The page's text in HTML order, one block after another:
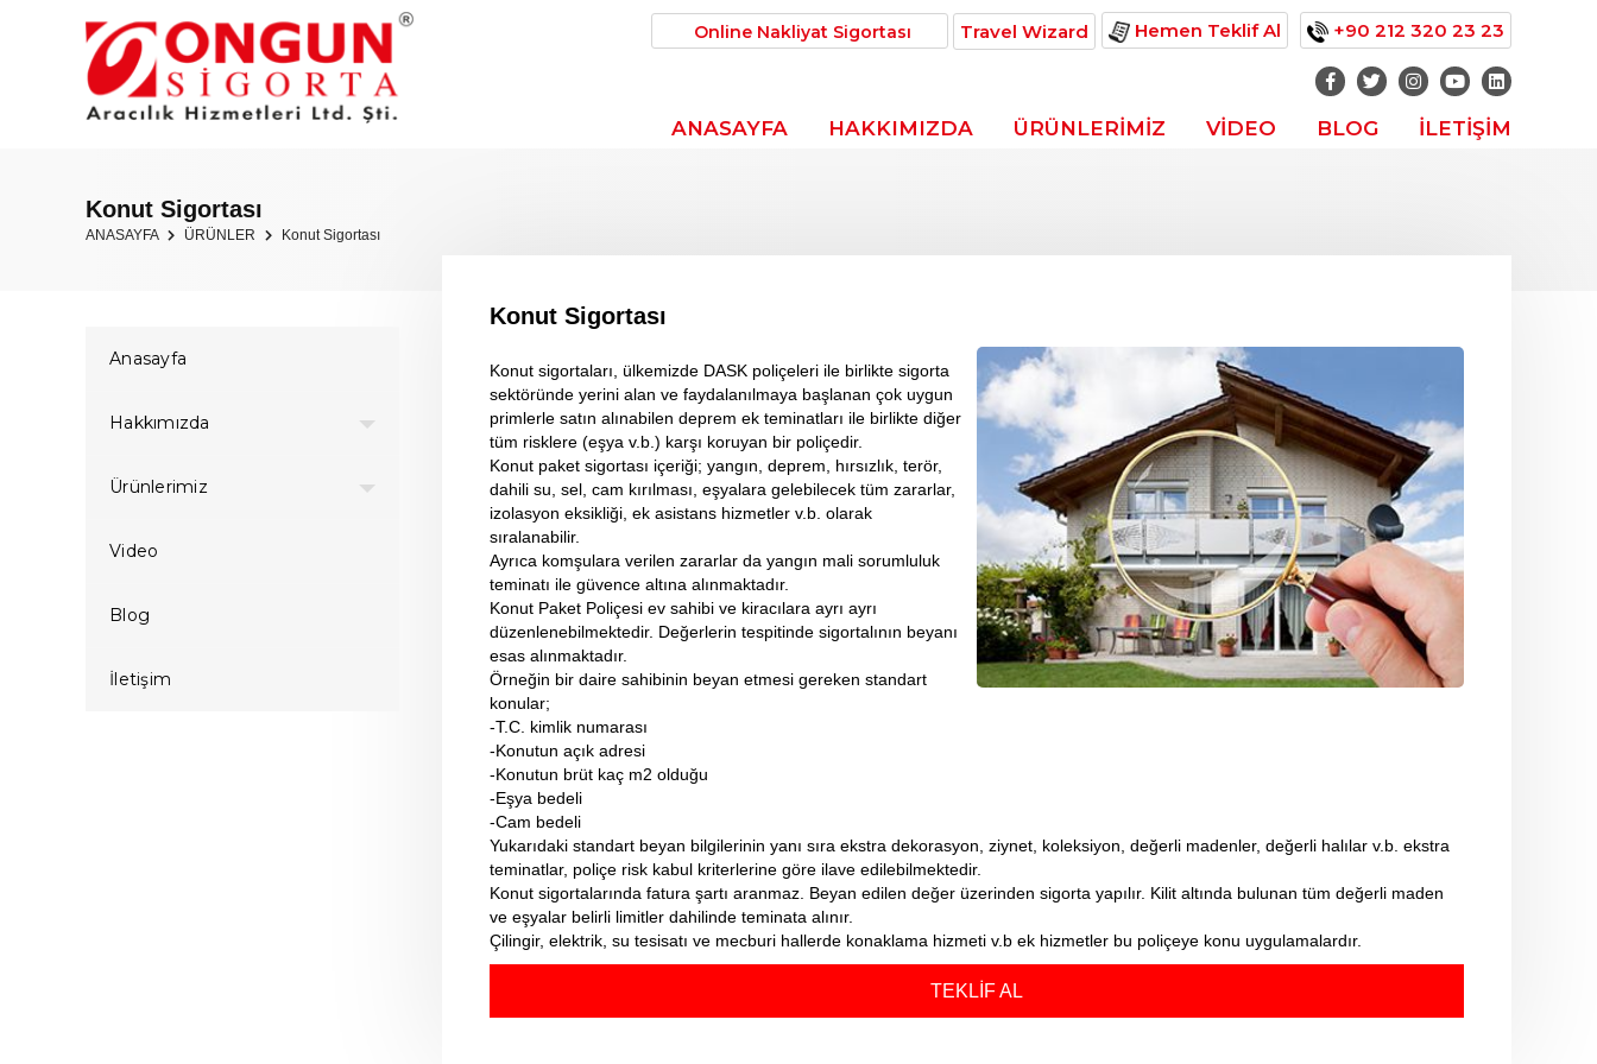
+90 212 320 23 23
Hemen Teklif Al
Online Nakliyat Sigortası Travel Wizard
ANASAYFA HAKKIMIZDA ÜRÜNLERİMİZ VİDEO BLOG İLETİŞİM
Konut Sigortası
ANASAYFA ÜRÜNLER Konut Sigortası
Konut Sigortası
Konut sigortaları, ülkemizde DASK poliçeleri ile birlikte sigorta
sektöründe yerini alan ve faydalanılmaya başlanan çok uygun
primlerle satın alınabilen deprem ek teminatları ile birlikte diğer
tüm risklere (eşya v.b.) karşı koruyan bir poliçedir.
Konut paket sigortası içeriği; yangın, deprem, hırsızlık, terör,
dahili su, sel, cam kırılması, eşyalara gelebilecek tüm zararlar,
izolasyon eksikliği, ek asistans hizmetler v.b. olarak
sıralanabilir.
Ayrıca komşulara verilen zararlar da yangın mali sorumluluk
teminatı ile güvence altına alınmaktadır.
Konut Paket Poliçesi ev sahibi ve kiracılara ayrı ayrı
düzenlenebilmektedir. Değerlerin tespitinde sigortalının beyanı
esas alınmaktadır.
Örneğin bir daire sahibinin beyan etmesi gereken standart
konular;
-T.C. kimlik numarası
-Konutun açık adresi
-Konutun brüt kaç m2 olduğu
-Eşya bedeli
-Cam bedeli
Yukarıdaki standart beyan bilgilerinin yanı sıra ekstra dekorasyon, ziynet, koleksiyon, değerli madenler, değerli halılar v.b. ekstra
teminatlar, poliçe risk kabul kriterlerine göre ilave edilebilmektedir.
Konut sigortalarında fatura şartı aranmaz. Beyan edilen değer üzerinden sigorta yapılır. Kilit altında bulunan tüm değerli maden
ve eşyalar belirli limitler dahilinde teminata alınır.
Çilingir, elektrik, su tesisatı ve mecburi hallerde konaklama hizmeti v.b ek hizmetler bu poliçeye konu uygulamalardır.
TEKLİF AL
Anasayfa
Hakkımızda
Ürünlerimiz
Video
Blog
İletişim